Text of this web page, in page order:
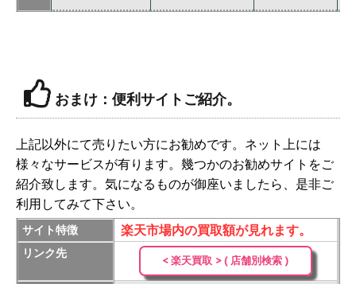
おまけ：便利サイトご紹介。
上記以外にて売りたい方にお勧めです。ネット上には
様々なサービスが有ります。幾つかのお勧めサイトをご
紹介致します。気になるものが御座いましたら、是非ご
利用してみて下さい。
サイト特徴 楽天市場内の買取額が見れます。
リンク先
< 楽天買取 > ( 店舗別検索 )